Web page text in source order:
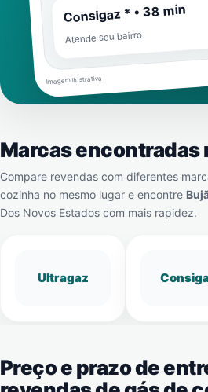
Consigaz * • 38 min
Atende seu bairro
Imagem ilustrativa
Marcas encontradas
Compare revendas com diferentes
cozinha no mesmo lugar e encontre
Dos Novos Estados com mais rapidez.
Ultragaz
Preço e prazo de